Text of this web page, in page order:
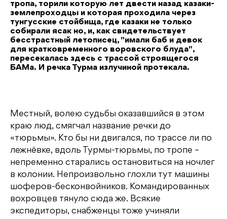
тропа, торили которую лет двести назад казаки-
землепроходцы и которая проходила через
тунгусские стойбища, где казаки не только
собирали ясак но, и, как свидетельствует
бесстрастный летописец, "имали баб и девок
для кратковременного воровского блуда",
пересекалась здесь с трассой строящегося
БАМа. И речка Турма излучиной протекала.
Местный, волею судьбы оказавшийся в этом
краю люд, смягчал название речки до
«тюрьмы». Кто бы ни двигался, по трассе ли по
лежнёвке, вдоль Турмы-тюрьмы, по тропе –
непременно старались остановиться на ночлег
в колонии. Непроизвольно глохли тут машины
шоферов-бесконвойников. Командированных
вохровцев тянуло сюда же. Всякие
экспедиторы, снабженцы тоже учиняли